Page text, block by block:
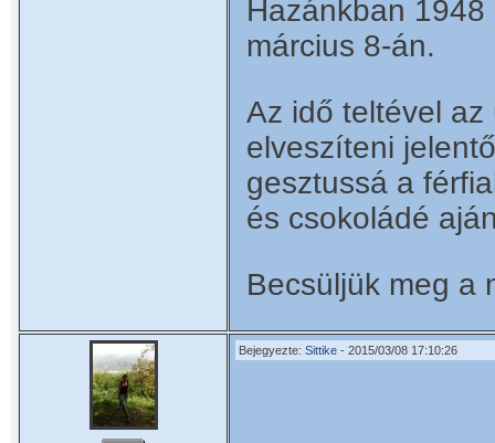
Hazánkban
március 8-án.
Az idő teltével
elveszíteni
gesztussá a
és csokoládé
Becsüljük meg a
Bejegyezte: Sittike - 2015/03/08 17:10:26